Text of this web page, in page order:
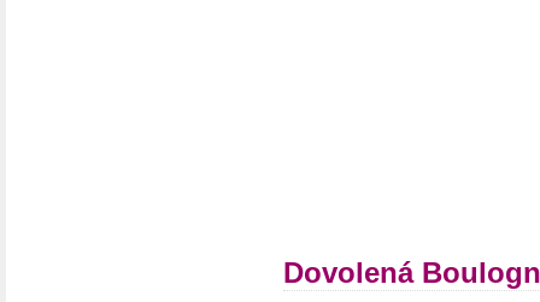
Dovolená